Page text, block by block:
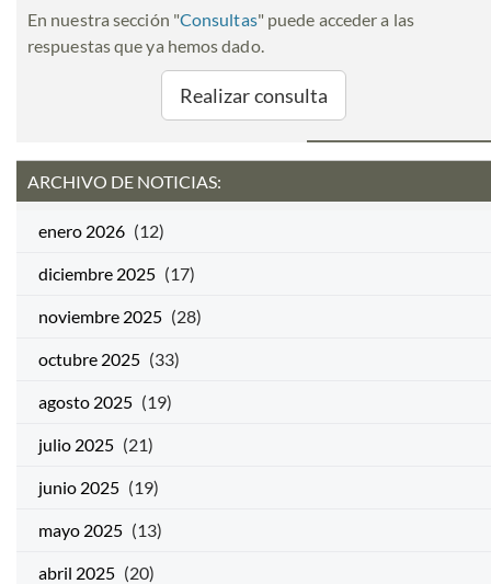
En nuestra sección "Consultas" puede acceder a las
respuestas que ya hemos dado.
Realizar consulta
ARCHIVO DE NOTICIAS:
enero 2026 (12)
diciembre 2025 (17)
noviembre 2025 (28)
octubre 2025 (33)
agosto 2025 (19)
julio 2025 (21)
junio 2025 (19)
mayo 2025 (13)
abril 2025 (20)